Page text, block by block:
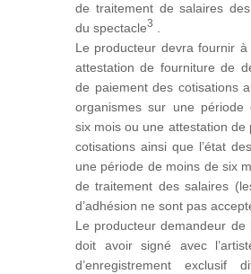
de traitement de salaires
du spectacle3 .
Le producteur devra fournir à
attestation de fourniture de
de paiement des c​​otisations
organismes sur une période
six mois ou une attestation de
cotisations ainsi que l’état
une période de moins de six
de traitement des salaires
d’adhésion ne sont pas
Le producteur demandeur de
doit avoir signé avec
d’enregistrement exclusif